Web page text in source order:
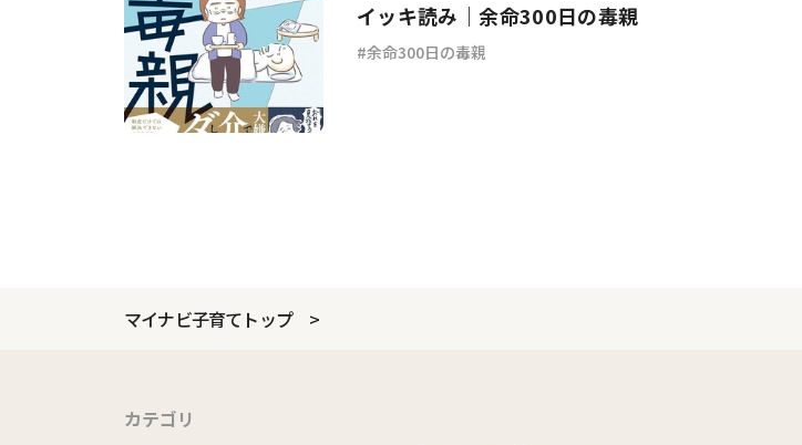
イッキ読み｜余命300日の毒親
余命300日の毒親
マイナビ子育てトップ
カテゴリ